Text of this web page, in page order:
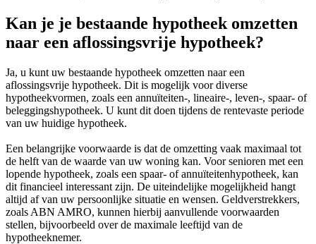
Kan je je bestaande hypotheek omzetten
naar een aflossingsvrije hypotheek?
Ja, u kunt uw bestaande hypotheek omzetten naar een
aflossingsvrije hypotheek. Dit is mogelijk voor diverse
hypotheekvormen, zoals een annuïteiten-, lineaire-, leven-, spaar- of
beleggingshypotheek. U kunt dit doen tijdens de rentevaste periode
van uw huidige hypotheek.
Een belangrijke voorwaarde is dat de omzetting vaak maximaal tot
de helft van de waarde van uw woning kan. Voor senioren met een
lopende hypotheek, zoals een spaar- of annuïteitenhypotheek, kan
dit financieel interessant zijn. De uiteindelijke mogelijkheid hangt
altijd af van uw persoonlijke situatie en wensen. Geldverstrekkers,
zoals ABN AMRO, kunnen hierbij aanvullende voorwaarden
stellen, bijvoorbeeld over de maximale leeftijd van de
hypotheeknemer.